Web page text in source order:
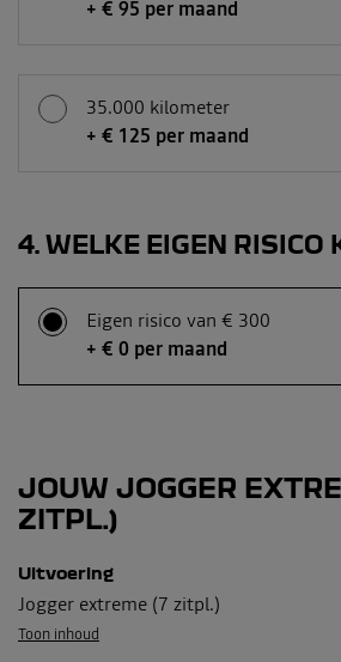
+ € 95 per maand
35.000 kilometer
+ € 125 per maand
4 WELKE EIGEN RISICO
Eigen risico van € 300
+ € 0 per maand
JOUW JOGGER
ZITPL.)
Uitvoering
Jogger extreme (7 zitpl.)
Toon inhoud